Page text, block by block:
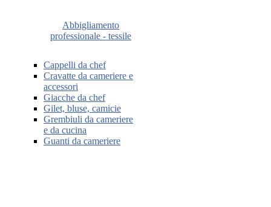
Abbigliamento
professionale - tessile
Cappelli da chef
Cravatte da cameriere e
accessori
Giacche da chef
Gilet, bluse, camicie
Grembiuli da cameriere
e da cucina
Guanti da cameriere